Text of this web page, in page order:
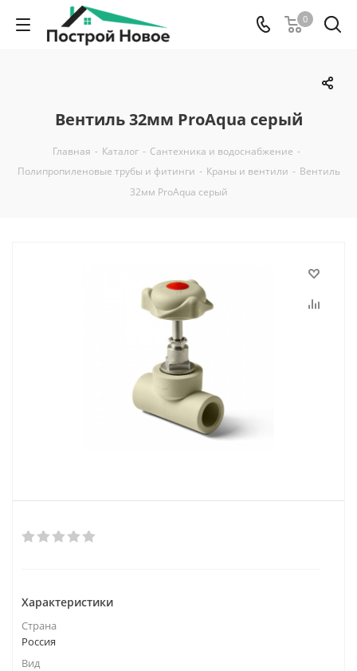
0
Вентиль 32мм ProAqua серый
Главная - Каталог - Сантехника и водоснабжение -
Полипропиленовые трубы и фитинги - Краны и вентили - Вентиль
32мм ProAqua серый
Характеристики
Страна
Россия
Вид